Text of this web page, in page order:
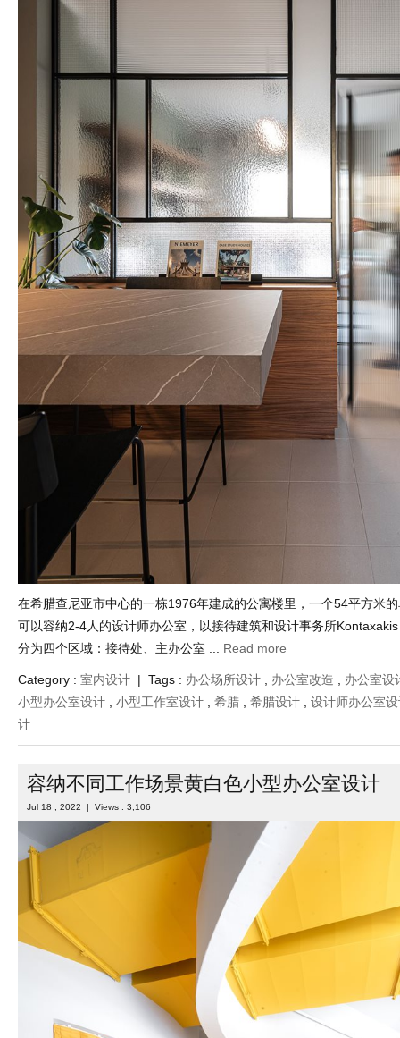
在希腊查尼亚市中心的一栋1976年建成的公寓楼里，一个54平方米
可以容纳2-4人的设计师办公室，以接待建筑和设计事务所
分为四个区域：接待处、主办公室 ... Read more
Category : 室内设计 | Tags : 办公场所设计 办公室改造
办公室设
小型办公室设计
小型工作室设计 希腊 希腊设计
设计师办公室
计
容纳不同工作场景黄白色小型办公室设计
Jul 18 , 2022 | Views : 3,106